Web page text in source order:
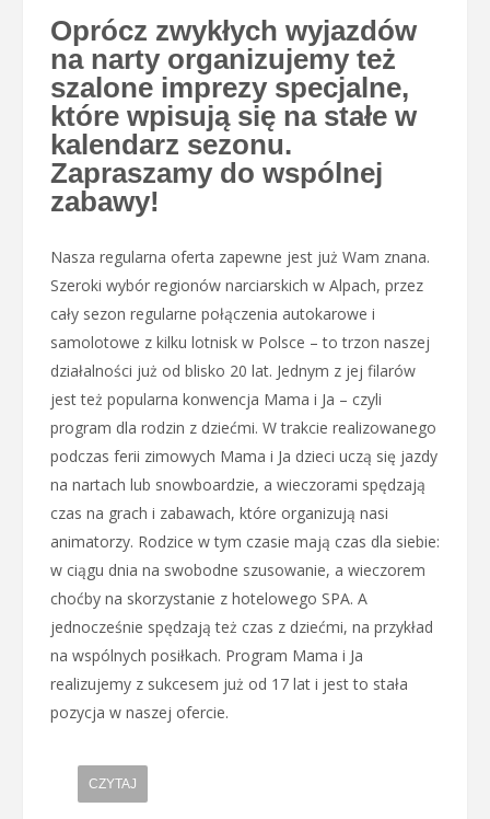
Oprócz zwykłych wyjazdów
na narty organizujemy też
szalone imprezy specjalne,
które wpisują się na stałe w
kalendarz sezonu.
Zapraszamy do wspólnej
zabawy!
Nasza regularna oferta zapewne jest już Wam znana.
Szeroki wybór regionów narciarskich w Alpach, przez
cały sezon regularne połączenia autokarowe i
samolotowe z kilku lotnisk w Polsce – to trzon naszej
działalności już od blisko 20 lat. Jednym z jej filarów
jest też popularna konwencja Mama i Ja – czyli
program dla rodzin z dziećmi. W trakcie realizowanego
podczas ferii zimowych Mama i Ja dzieci uczą się jazdy
na nartach lub snowboardzie, a wieczorami spędzają
czas na grach i zabawach, które organizują nasi
animatorzy. Rodzice w tym czasie mają czas dla siebie:
w ciągu dnia na swobodne szusowanie, a wieczorem
choćby na skorzystanie z hotelowego SPA. A
jednocześnie spędzają też czas z dziećmi, na przykład
na wspólnych posiłkach. Program Mama i Ja
realizujemy z sukcesem już od 17 lat i jest to stała
pozycja w naszej ofercie.
CZYTAJ